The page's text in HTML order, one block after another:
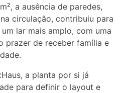
a ausência de paredes,
circulação, contribuiu para
lar mais amplo, com uma
prazer de receber família e
a planta por si já
para definir o layout e